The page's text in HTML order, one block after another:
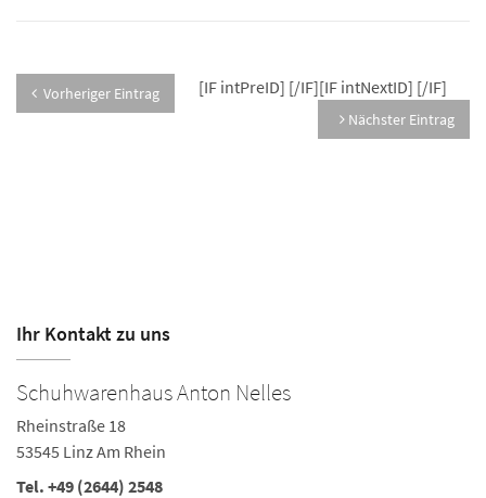
[IF intPreID]
Vorheriger Eintrag [/IF][IF intNextID]
Nächster Eintrag
[/IF]
Ihr Kontakt zu uns
Schuhwarenhaus Anton Nelles
Rheinstraße 18
53545 Linz Am Rhein
Tel. +49 (2644) 2548